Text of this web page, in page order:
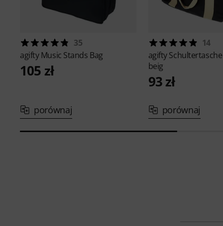
35
agiftyMusic Stands Bag
105 zł
porównaj
14
agifty
beig
93 zł
porównaj